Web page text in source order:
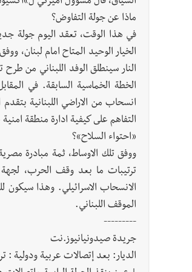
ماذا عن جولة التفاوض؟
في هذا الوقت، تعقد اليوم جولة
الخيار الوحيد المتاح امام لبنان،
النار سينطلق الوفد اللبناني من
الخطة الخماسية السابقة. في
انسحاب من الاراضي اللبنانية
التفاهم على كيفية ادارة منطقة
«احتواء السلاح»؟
ووفق تلك الاوساط، ثمة مبادرة
ترتيبات ما بعد وقف الحرب، لجهة
الانسحاب الاسرائيلي. وهذا سيكون
الموقف اللبناني.
---------
جريدة صيدونيانيوز.نت
الديار: بعد إتصالات عربية ودولية :